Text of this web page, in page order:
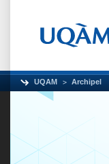
UQAM Archipel